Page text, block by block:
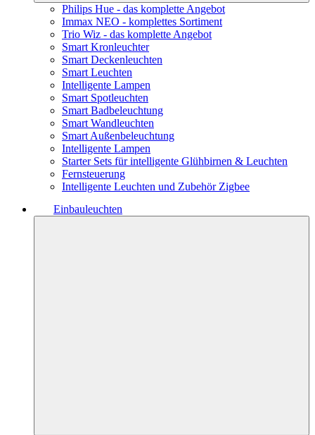
Philips Hue - das komplette Angebot
Immax NEO - komplettes Sortiment
Trio Wiz - das komplette Angebot
Smart Kronleuchter
Smart Deckenleuchten
Smart Leuchten
Intelligente Lampen
Smart Spotleuchten
Smart Badbeleuchtung
Smart Wandleuchten
Smart Außenbeleuchtung
Intelligente Lampen
Starter Sets für intelligente Glühbirnen & Leuchten
Fernsteuerung
Intelligente Leuchten und Zubehör Zigbee
Einbauleuchten